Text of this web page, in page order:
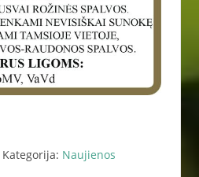
Kategorija: Naujienos